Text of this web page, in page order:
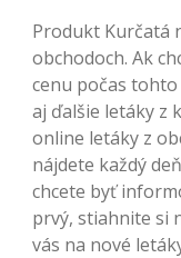
Produkt Kurčatá
obchodoch. Ak
cenu počas
aj ďalšie letáky z
online letáky z
nájdete každý
chcete byť
prvý, stiahnite si
vás na nové